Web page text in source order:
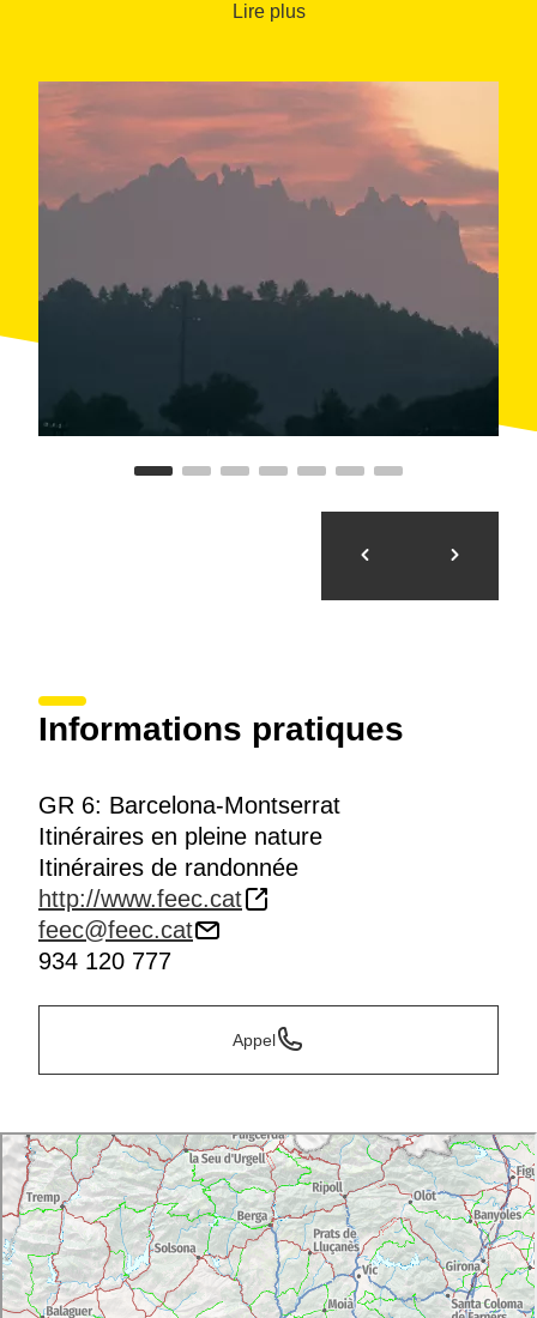
agua y atraviesa algunos de los últimos espacios
Colonia Sedó, un barrio que
originariamente nació como fábrica textil y residencia
de los trabajadores. La variante GR 6-1 del sendero
conduce directamente a Esparreguera, para llegar a
Collbató, situado ya a los pies de la montaña de
propiamente dicha comienza en el límite del
Natural de la Muntanya de Montserraty culmina en
el monasterio. Coincide también que estos son los
A continuación puedes consultar las características de
la ruta y el detalle de cada una de las 3 etapas que
Lire plus
Informations pratiques
GR 6: Barcelona-Montserrat
Itinéraires en pleine nature
Itinéraires de randonnée
http://www.feec.cat
feec@feec.cat
934 120 777
Appel